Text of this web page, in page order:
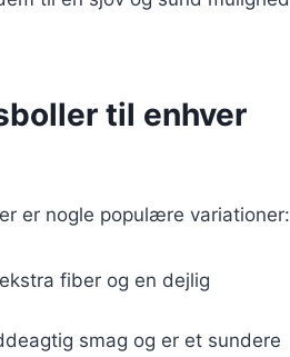
til enhver
er nogle populære variationer:
fiber og en dejlig
smag og er et sundere